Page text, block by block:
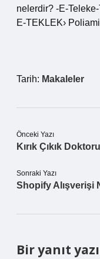
nelerdir? -E-
E-TEKLEK›
Tarih: Makaleler
Önceki Yazı
Kırık Çıkık
Sonraki Yazı
Shopify Alışverişi
Bir yanıt